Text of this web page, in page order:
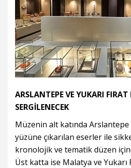
ARSLANTEPE VE YUKARI FIRAT
SERGİLENECEK
Müzenin alt katında Arslantepe
yüzüne çıkarılan eserler ile
kronolojik ve tematik düzen
Üst katta ise Malatya ve Yukarı